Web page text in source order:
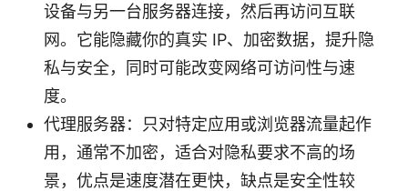
设备与另一台服务器连接，然后再访问互联
网。它能隐藏你的真实 IP、加密数据，提升隐
私与安全，同时可能改变网络可访问性与速
度。
代理服务器：只对特定应用或浏览器流量起作
用，通常不加密，适合对隐私要求不高的场
景，优点是速度潜在更快，缺点是安全性较